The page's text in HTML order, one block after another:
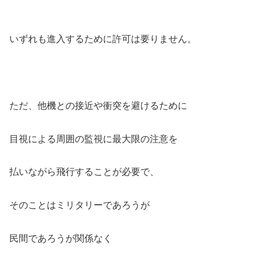
いずれも進入するために許可は要りません。
ただ、他機との接近や衝突を避けるために
目視による周囲の監視に最大限の注意を
払いながら飛行することが必要で、
そのことはミリタリーであろうが
民間であろうが関係なく